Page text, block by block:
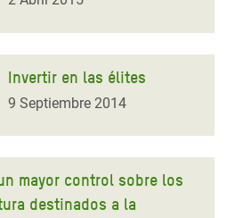
Invertir en las élites
9 Septiembre 2014
mayor control sobre los
destinados a la